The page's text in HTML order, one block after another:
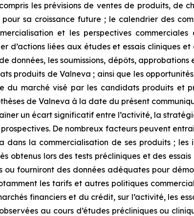
les prévisions de ventes de produits, de
sa croissance future ; le calendrier des
et les perspectives
d’actions liées aux études et essais cliniques
données, les soumissions, dépôts,
produits de Valneva ; ainsi que les
marché visé par les candidats produits et
de Valneva à la date du présent
un écart significatif entre l’activité, la
De nombreux facteurs peuvent
dans la commercialisation de ses produits ;
obtenus lors des tests précliniques et des
ou fourniront des données adéquates pour
les tarifs et autres politiques
financiers et du crédit, sur l’activité, les
au cours d’études précliniques ou